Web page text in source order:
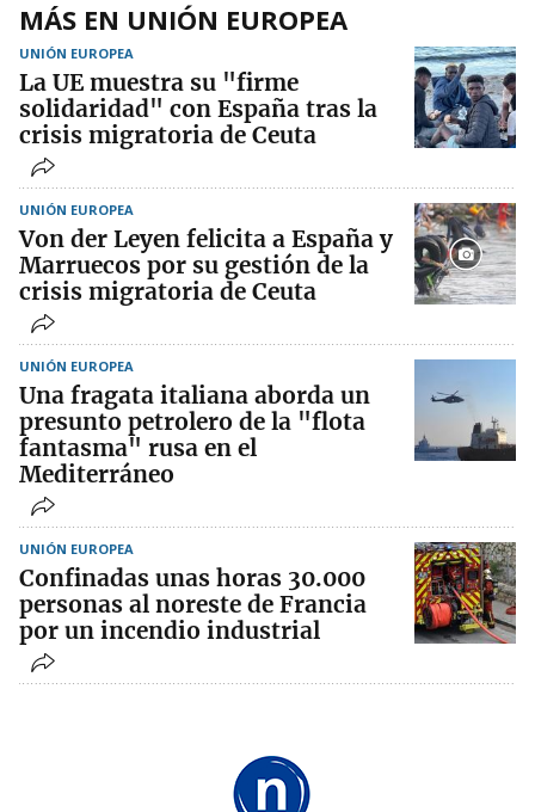
MÁS EN UNIÓN EUROPEA
UNIÓN EUROPEA
La UE muestra su "firme
solidaridad" con España tras la
crisis migratoria de Ceuta
UNIÓN EUROPEA
Von der Leyen felicita a España y
Marruecos por su gestión de la
crisis migratoria de Ceuta
UNIÓN EUROPEA
Una fragata italiana aborda un
presunto petrolero de la "flota
fantasma" rusa en el
Mediterráneo
UNIÓN EUROPEA
Confinadas unas horas 30.000
personas al noreste de Francia
por un incendio industrial